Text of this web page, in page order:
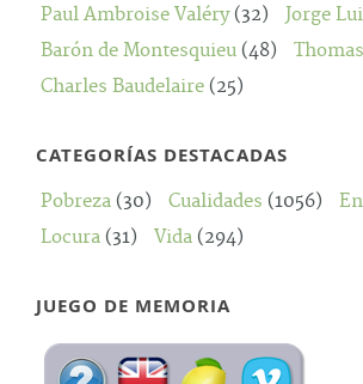
Paul Ambroise Valéry(32) Jorge
Barón de Montesquieu (48)
Charles Baudelaire (25)
CATEGORÍAS DESTACADAS
Pobreza (30) Cualidades (1056)
Locura (31) Vida (294)
JUEGO DE MEMORIA